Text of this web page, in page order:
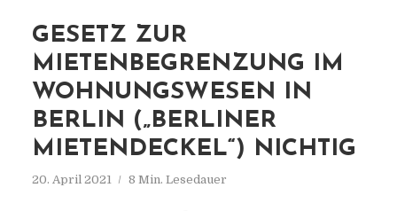
GESETZ ZUR
MIETENBEGRENZUNG IM
WOHNUNGSWESEN IN
BERLIN („BERLINER
MIETENDECKEL“) NICHTIG
20. April 2021 8 Min. Lesedauer